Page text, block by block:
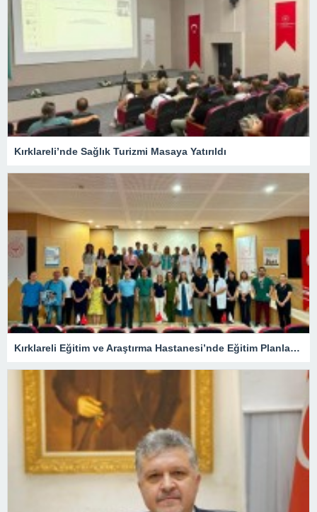
Kırklareli’nde Sağlık Turizmi Masaya Yatırıldı
Kırklareli Eğitim ve Araştırma Hastanesi’nde Eğitim Planlaması Masaya Yatırıldı